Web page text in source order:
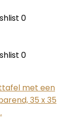
0
0